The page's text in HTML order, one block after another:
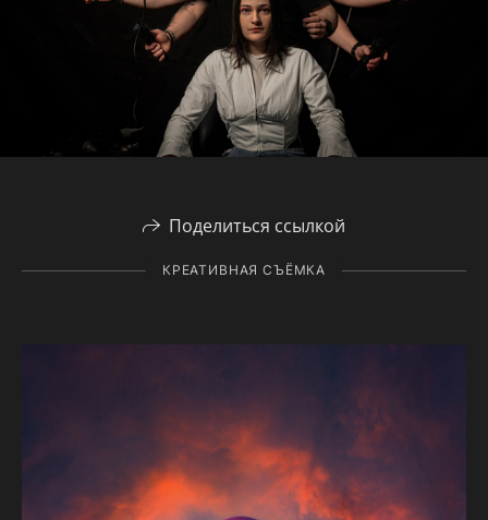
Поделиться ссылкой
КРЕАТИВНАЯ СЪЁМКА